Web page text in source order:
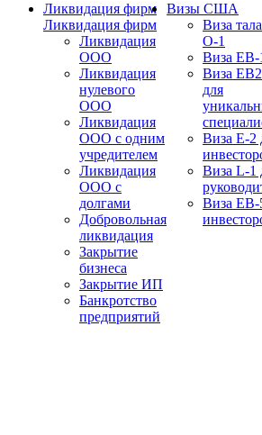
Ликвидация фирм
Ликвидация фирм
Ликвидация
ООО
Ликвидация
нулевого
ООО
Ликвидация
ООО с одним
учредителем
Ликвидация
ООО с
долгами
Добровольная
ликвидация
Закрытие
бизнеса
Закрытие ИП
Банкротство
предприятий
Визы США
Виза
О-1
Виза EB-
Виза
для
Виза E-2
Виза L-1
Виза EB-